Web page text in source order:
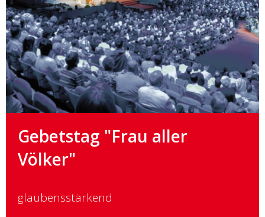
Gebetstag "Frau aller
Völker"
glaubensstärkend